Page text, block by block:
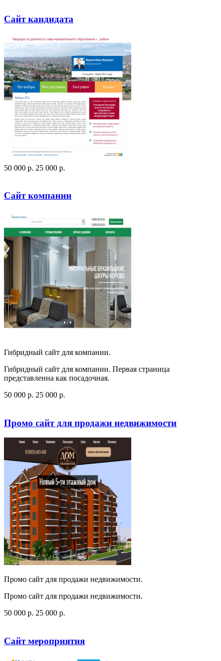
Сайт кандидата
50 000 p. 25 000 p.
Сайт компании
Гибридный сайт для компании.
Гибридный сайт для компании. Первая страница
представленна как посадочная.
50 000 p. 25 000 p.
Промо сайт для продажи недвижимости
Промо сайт для продажи недвижимости.
Промо сайт для продажи недвижимости.
50 000 p. 25 000 p.
Сайт мероприятия